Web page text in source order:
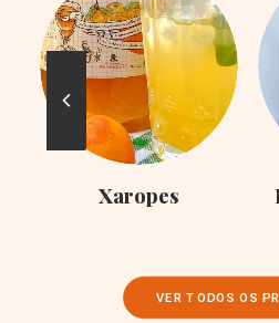
Xaropes
VER TODOS OS